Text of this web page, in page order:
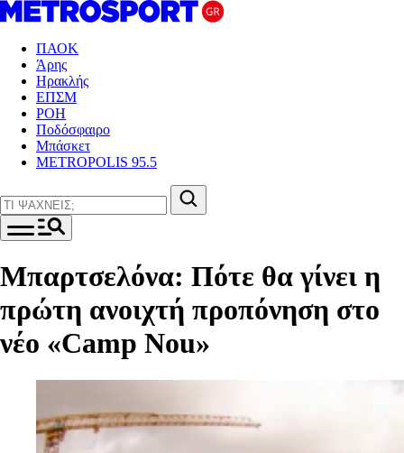
ΠΑΟΚ
Άρης
Ηρακλής
ΕΠΣΜ
ΡΟΗ
Ποδόσφαιρο
Μπάσκετ
METROPOLIS 95.5
Μπαρτσελόνα: Πότε θα γίνει η
πρώτη ανοιχτή προπόνηση στο
νέο «Camp Nou»